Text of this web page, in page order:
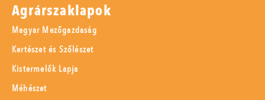
Agrárszaklapok
Magyar Mezőgazdaság
Kertészet és Szőlészet
Kistermelők Lapja
Méhészet